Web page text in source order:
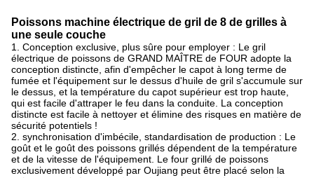
Poissons machine électrique de gril de 8 de grilles à
une seule couche
1. Conception exclusive, plus sûre pour employer : Le gril
électrique de poissons de GRAND MAÎTRE de FOUR adopte la
conception distincte, afin d'empêcher le capot à long terme de
fumée et l'équipement sur le dessus d'huile de gril s'accumule sur
le dessus, et la température du capot supérieur est trop haute,
qui est facile d'attraper le feu dans la conduite. La conception
distincte est facile à nettoyer et élimine des risques en matière de
sécurité potentiels !
2. synchronisation d'imbécile, standardisation de production : Le
goût et le goût des poissons grillés dépendent de la température
et de la vitesse de l'équipement. Le four grillé de poissons
exclusivement développé par Oujiang peut être placé selon la